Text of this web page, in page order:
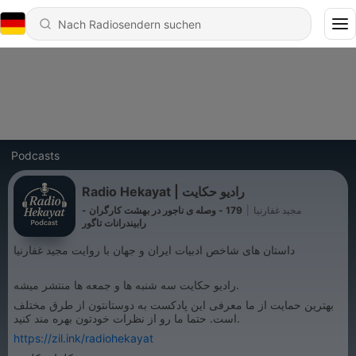
Podcasts
Radio Hekayat | رادیو حکایت
مجید غفارنیا
179 - وصله ی ناجور در بهشت کارگران -
رابیندرانات تاگور
داستان های شاخص ادبیات ایران و جهان با روایت مجید غفارنیا
رادیو حکایت سه شنبه ها و جمعه ها منتشر میشه.
بهترین حمایت از ما معرفی این پادکست به دوستانتون از طرق مختلف
است. حتما ما رو از نظرات خودتون بهره مند کنید.
https://zil.ink/radiohekayat